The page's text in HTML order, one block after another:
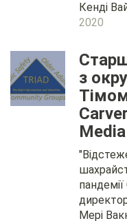
Кенді
2020
з
Media
Мері